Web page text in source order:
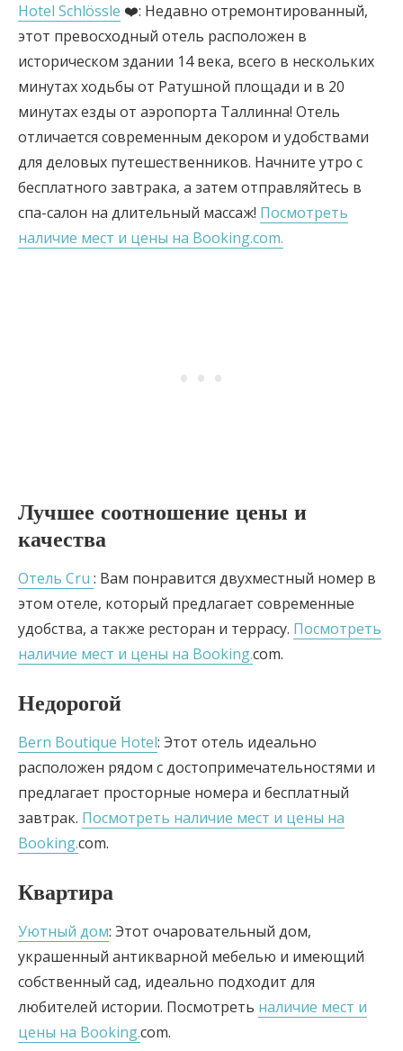
Hotel Schlössle ❤️: Недавно отремонтированный,
этот превосходный отель расположен в
историческом здании 14 века, всего в нескольких
минутах ходьбы от Ратушной площади и в 20
минутах езды от аэропорта Таллинна! Отель
отличается современным декором и удобствами
для деловых путешественников. Начните утро с
бесплатного завтрака, а затем отправляйтесь в
спа-салон на длительный массаж! Посмотреть
наличие мест и цены на Booking.com.
Лучшее соотношение цены и
качества
Отель Cru : Вам понравится двухместный номер в
этом отеле, который предлагает современные
удобства, а также ресторан и террасу. Посмотреть
наличие мест и цены на Booking.com.
Недорогой
Bern Boutique Hotel: Этот отель идеально
расположен рядом с достопримечательностями и
предлагает просторные номера и бесплатный
завтрак. Посмотреть наличие мест и цены на
Booking.com.
Квартира
Уютный дом: Этот очаровательный дом,
украшенный антикварной мебелью и имеющий
собственный сад, идеально подходит для
любителей истории. Посмотреть наличие мест и
цены на Booking.com.